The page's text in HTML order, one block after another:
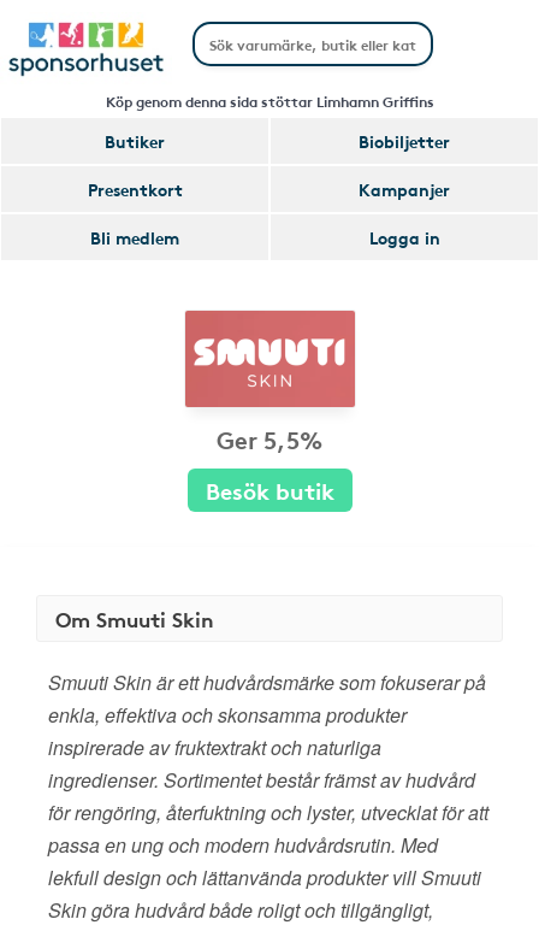
Köp genom denna sida stöttar Limhamn Griffins
Butiker
Biobiljetter
Presentkort
Kampanjer
Bli medlem
Logga in
Ger 5,5%
Besök butik
Om Smuuti Skin
Smuuti Skin är ett hudvårdsmärke som fokuserar på
enkla, effektiva och skonsamma produkter
inspirerade av fruktextrakt och naturliga
ingredienser. Sortimentet består främst av hudvård
för rengöring, återfuktning och lyster, utvecklat för att
passa en ung och modern hudvårdsrutin. Med
lekfull design och lättanvända produkter vill Smuuti
Skin göra hudvård både roligt och tillgängligt,